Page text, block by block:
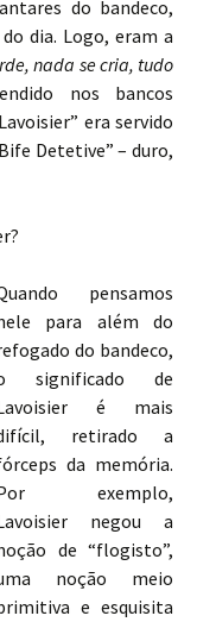
do bandeco,
dia. Logo, eram a
nada se cria, tudo
nos bancos
era servido
Detetive” – duro,
pensamos
para além do
do bandeco,
significado de
é mais
retirado a
da memória.
exemplo,
negou a
de “flogisto”,
noção meio
e esquisita